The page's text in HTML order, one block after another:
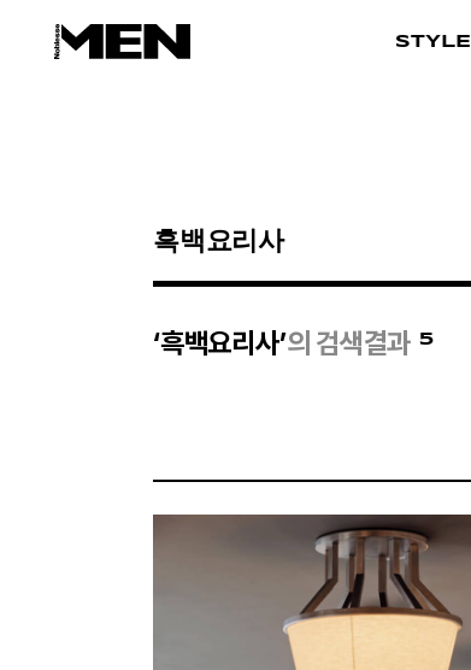
STYLE
검색결과
‘흑백요리사’의 검색결과 5